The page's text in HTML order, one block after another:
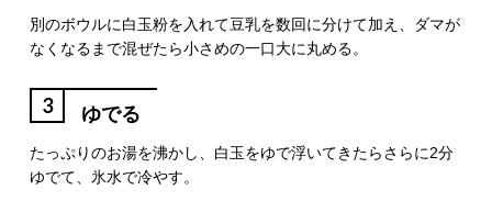
別のボウルに白玉粉を入れて豆乳を数回に分けて加え、ダマが
なくなるまで混ぜたら小さめの一口大に丸める。
3 ゆでる
たっぷりのお湯を沸かし、白玉をゆで浮いてきたらさらに2分
ゆでて、氷水で冷やす。